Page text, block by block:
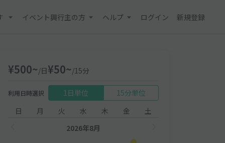
イベント興行主の方 ヘルプ ログイン 新規登録
¥500~/日¥50~/15分
利用日時選択 1日単位
15分単位
日
月 火 水 木 金
土
2026年8月